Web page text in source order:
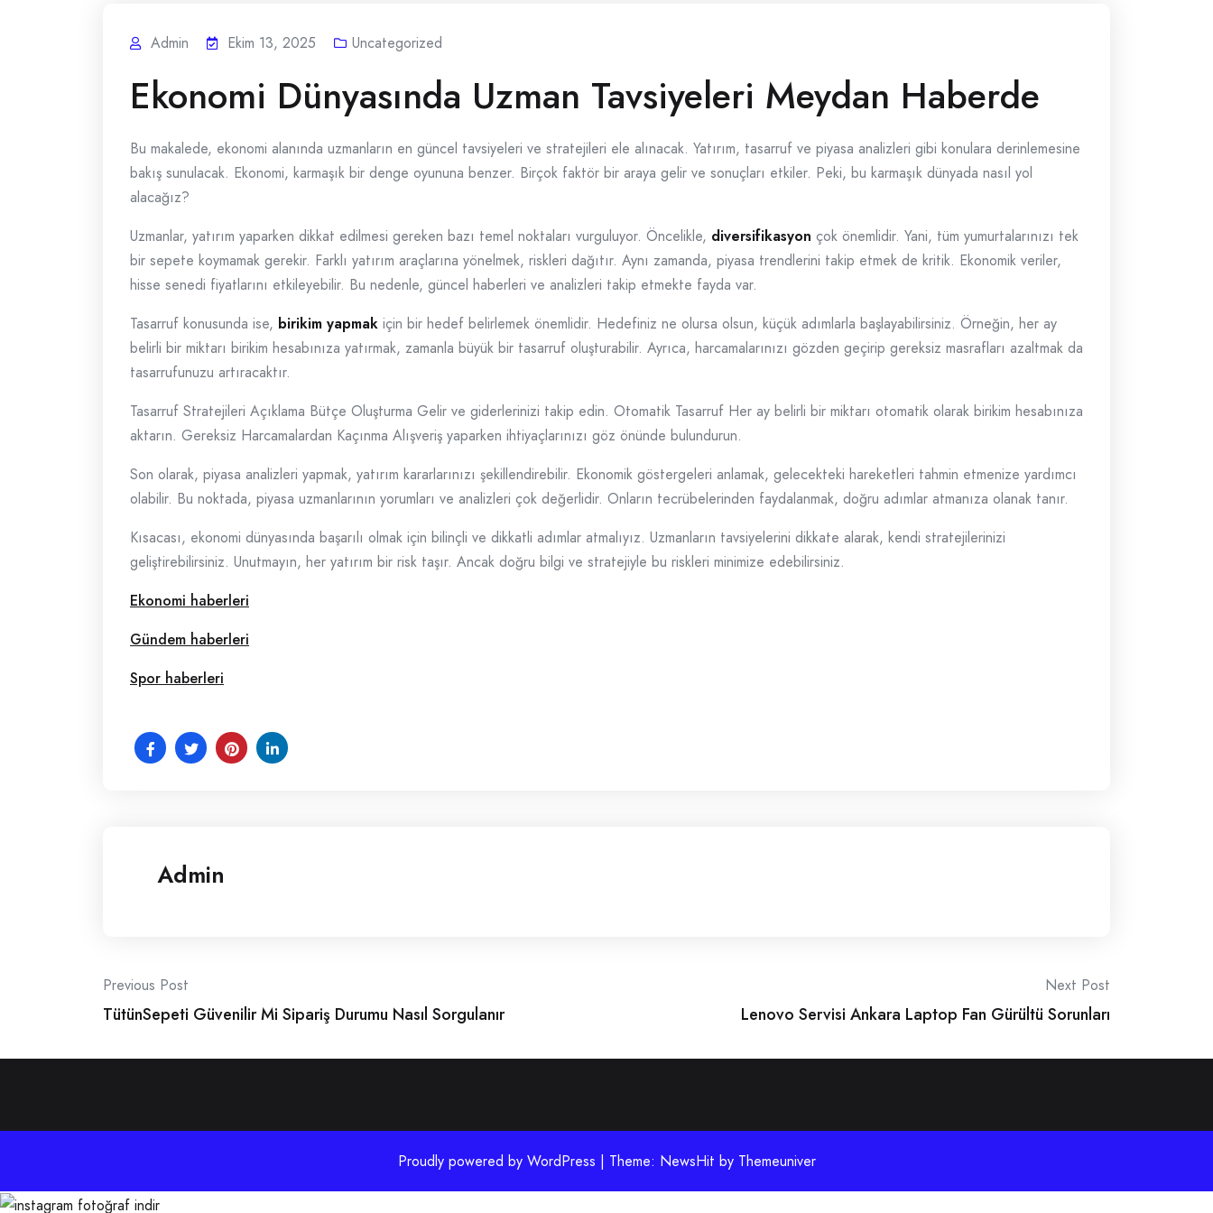
Admin Ekim 13, 2025 Uncategorized
Ekonomi Dünyasında Uzman Tavsiyeleri Meydan Haberde
Bu makalede, ekonomi alanında uzmanların en güncel tavsiyeleri ve stratejileri ele alınacak. Yatırım, tasarruf ve piyasa analizleri gibi konulara derinlemesine
bakış sunulacak. Ekonomi, karmaşık bir denge oyununa benzer. Birçok faktör bir araya gelir ve sonuçları etkiler. Peki, bu karmaşık dünyada nasıl yol
alacağız?
Uzmanlar, yatırım yaparken dikkat edilmesi gereken bazı temel noktaları vurguluyor. Öncelikle, diversifikasyon çok önemlidir. Yani, tüm yumurtalarınızı tek
bir sepete koymamak gerekir. Farklı yatırım araçlarına yönelmek, riskleri dağıtır. Aynı zamanda, piyasa trendlerini takip etmek de kritik. Ekonomik veriler,
hisse senedi fiyatlarını etkileyebilir. Bu nedenle, güncel haberleri ve analizleri takip etmekte fayda var.
Tasarruf konusunda ise, birikim yapmak için bir hedef belirlemek önemlidir. Hedefiniz ne olursa olsun, küçük adımlarla başlayabilirsiniz. Örneğin, her ay
belirli bir miktarı birikim hesabınıza yatırmak, zamanla büyük bir tasarruf oluşturabilir. Ayrıca, harcamalarınızı gözden geçirip gereksiz masrafları azaltmak da
tasarrufunuzu artıracaktır.
Tasarruf Stratejileri Açıklama Bütçe Oluşturma Gelir ve giderlerinizi takip edin. Otomatik Tasarruf Her ay belirli bir miktarı otomatik olarak birikim hesabınıza
aktarın. Gereksiz Harcamalardan Kaçınma Alışveriş yaparken ihtiyaçlarınızı göz önünde bulundurun.
Son olarak, piyasa analizleri yapmak, yatırım kararlarınızı şekillendirebilir. Ekonomik göstergeleri anlamak, gelecekteki hareketleri tahmin etmenize yardımcı
olabilir. Bu noktada, piyasa uzmanlarının yorumları ve analizleri çok değerlidir. Onların tecrübelerinden faydalanmak, doğru adımlar atmanıza olanak tanır.
Kısacası, ekonomi dünyasında başarılı olmak için bilinçli ve dikkatli adımlar atmalıyız. Uzmanların tavsiyelerini dikkate alarak, kendi stratejilerinizi
geliştirebilirsiniz. Unutmayın, her yatırım bir risk taşır. Ancak doğru bilgi ve stratejiyle bu riskleri minimize edebilirsiniz.
Ekonomi haberleri
Gündem haberleri
Spor haberleri
Admin
Post
navigation
Previous Post
TütünSepeti Güvenilir Mi Sipariş Durumu Nasıl Sorgulanır
Next Post
Lenovo Servisi Ankara Laptop Fan Gürültü Sorunları
Proudly powered by WordPress | Theme: NewsHit by Themeuniver